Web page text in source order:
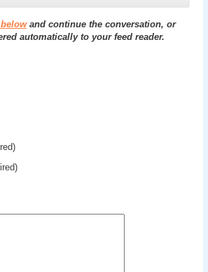
and continue the conversation, or
automatically to your feed reader.